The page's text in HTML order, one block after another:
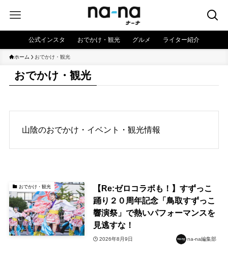
公式インスタ おでかけ・観光 グルメ ライター紹介
ホーム おでかけ・観光
おでかけ・観光
山陰のおでかけ・イベント・観光情報
おでかけ・観光
【Re:ゼロコラボも！】すずっこ
踊り２０周年記念「鳥取すずっこ
響演祭」で熱いパフォーマンスを
見逃すな！
2026年8月9日 na-na編集部